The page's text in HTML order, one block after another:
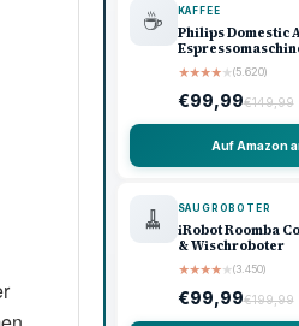
☕ KAFFEE
Philips Domestic
★★★★★(5.620)
€99,99€149,99
Auf Amazon
🧹 SAUGROBOTER
iRobot Roomba
& Wischroboter
★★★★★(3.450)
€99,99€199,99